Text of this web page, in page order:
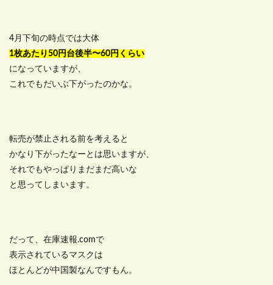
4月下旬の時点では大体
1枚あたり50円台後半〜60円くらい
になっていますが、
これでもだいぶ下がったのかな。
転売が禁止される前を考えると
かなり下がったなーとは思いますが、
それでもやっぱりまだまだ高いな
と思ってしまいます。
だって、在庫速報.comで
表示されているマスクは
ほとんどが中国製なんですもん。